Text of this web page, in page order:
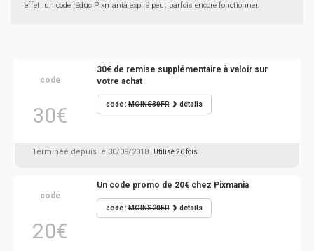
effet, un code réduc Pixmania expiré peut parfois encore fonctionner.
code
30€
30€ de remise supplémentaire à valoir sur
votre achat
code :MOINS30FR détails
Terminée depuis le 30/09/2018 | Utilisé 26 fois
code
20€
Un code promo de 20€ chez Pixmania
code :MOINS20FR détails